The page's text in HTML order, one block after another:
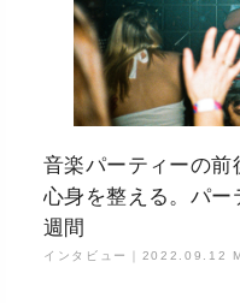
音楽パーティーの
心身を整える。パ
週間
インタビュー｜ 2022.09.12